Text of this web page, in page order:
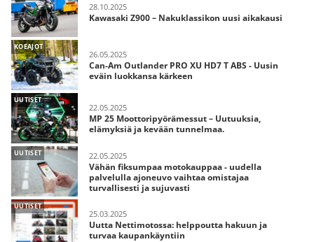
28.10.2025
Kawasaki Z900 – Nakuklassikon uusi aikakausi
KOEAJOT
26.05.2025
Can-Am Outlander PRO XU HD7 T ABS - Uusin
eväin luokkansa kärkeen
UUTISET
22.05.2025
MP 25 Moottoripyörämessut – Uutuuksia,
elämyksiä ja kevään tunnelmaa.
UUTISET 22.05.2025
Vähän fiksumpaa motokauppaa - uudella
palvelulla ajoneuvo vaihtaa omistajaa
turvallisesti ja sujuvasti
UUTISET
25.03.2025
Uutta Nettimotossa: helppoutta hakuun ja
turvaa kaupankäyntiin